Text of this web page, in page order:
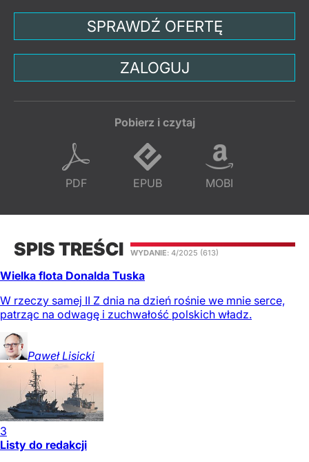
SPRAWDŹ OFERTĘ
ZALOGUJ
Pobierz i czytaj
PDF EPUB MOBI
SPIS TREŚCI WYDANIE: 4/2025 (613)
Wielka flota Donalda Tuska
W rzeczy samej II Z dnia na dzień rośnie we mnie serce,
patrząc na odwagę i zuchwałość polskich władz.
Paweł Lisicki
3
Listy do redakcji